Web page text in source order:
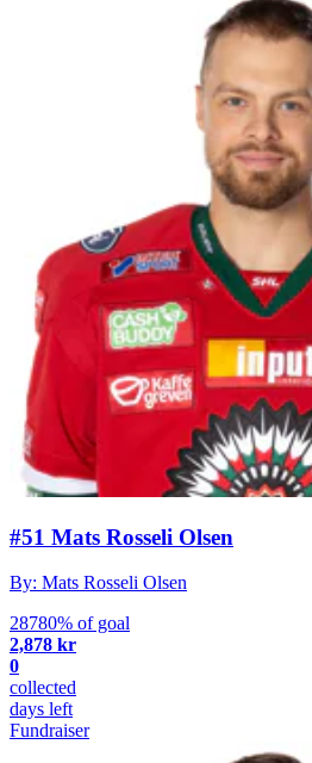
#51 Mats Rosseli Olsen
By: Mats Rosseli Olsen
28780% of goal
2,878 kr
0
collected
days left
Fundraiser